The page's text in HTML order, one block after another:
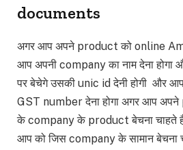
documents
अगर आप अपने product को online
आप अपनी company का नाम देना होगा
पर बेचेगे उसकी unic id देनी होगी और
GST number देना होगा अगर आप
के company के product बेचना चाहते
आप को जिस company के सामान